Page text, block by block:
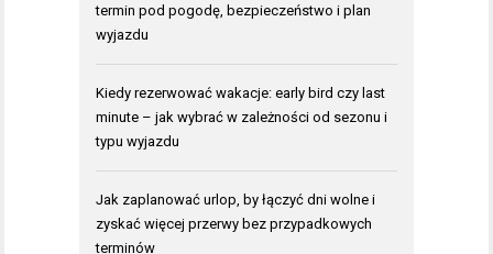
termin pod pogodę, bezpieczeństwo i plan
wyjazdu
Kiedy rezerwować wakacje: early bird czy last
minute – jak wybrać w zależności od sezonu i
typu wyjazdu
Jak zaplanować urlop, by łączyć dni wolne i
zyskać więcej przerwy bez przypadkowych
terminów